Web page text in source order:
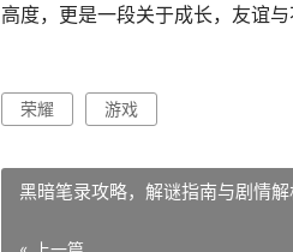
高度，更是一段关于成长，友谊与
荣耀 游戏
黑暗笔录攻略，解谜指南与剧情